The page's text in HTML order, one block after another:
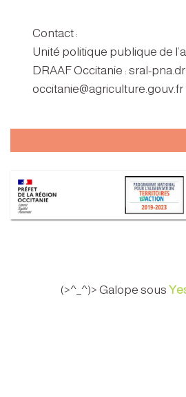
Contact :
Unité politique publique de
DRAAF Occitanie : sral-
occitanie@agriculture.gouv.fr
(>^_^)> Galope sous